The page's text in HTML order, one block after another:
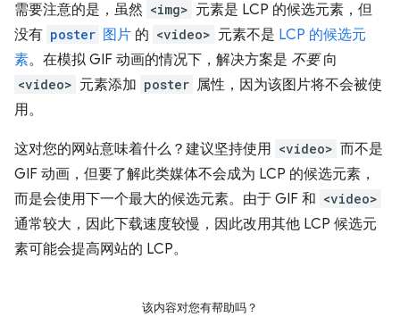
需要注意的是，虽然 <img> 元素是 LCP 的候选元素，但
没有 poster 图片 的 <video> 元素不是 LCP 的候选元
素。在模拟 GIF 动画的情况下，解决方案是 不要向
<video> 元素添加 poster 属性，因为该图片将不会被使
用。
这对您的网站意味着什么？建议坚持使用 <video> 而不是
GIF 动画，但要了解此类媒体不会成为 LCP 的候选元素，
而是会使用下一个最大的候选元素。由于 GIF 和 <video>
通常较大，因此下载速度较慢，因此改用其他 LCP 候选元
素可能会提高网站的 LCP。
该内容对您有帮助吗？